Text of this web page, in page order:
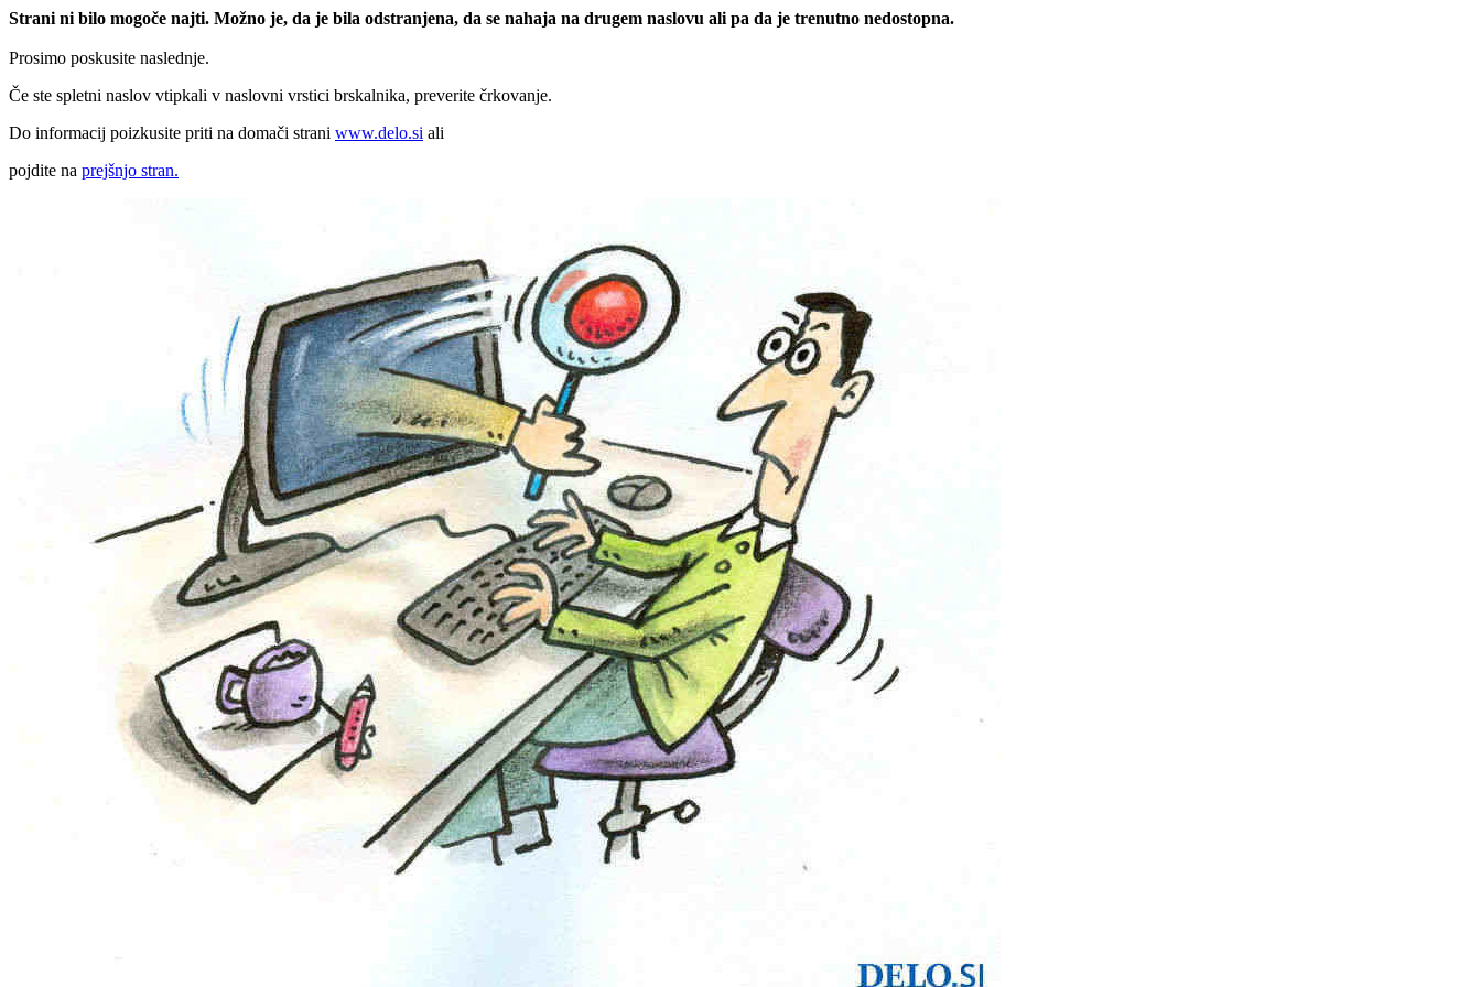
Strani ni bilo mogoče najti. Možno je, da je bila odstranjena, da se nahaja na drugem naslovu ali pa da je trenutno nedostopna.
Prosimo poskusite naslednje.
Če ste spletni naslov vtipkali v naslovni vrstici brskalnika, preverite črkovanje.
Do informacij poizkusite priti na domači strani www.delo.si ali
pojdite na prejšnjo stran.